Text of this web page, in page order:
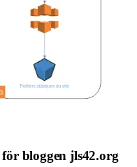
bloggen jls42.org